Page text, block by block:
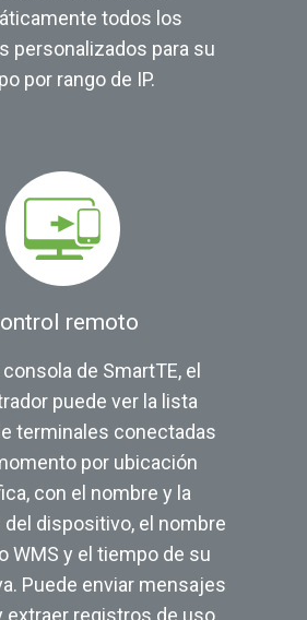
todos los
personalizados para su
por rango de IP.
remoto
de SmartTE, el
puede ver la lista
terminales conectadas
por ubicación
con el nombre y la
del dispositivo, el nombre
WMS y el tiempo de su
Puede enviar mensajes
extraer registros de uso.